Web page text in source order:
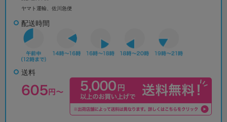
ヤマト運輸、佐川急便
配送時間
送料